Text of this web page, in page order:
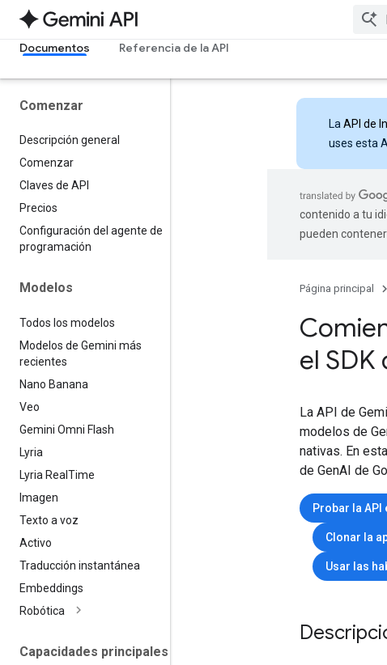
Documentos Referencia de la API
Comenzar
Descripción general
Comenzar
Claves de API
Precios
Configuración del agente de
programación
Modelos
Todos los modelos
Modelos de Gemini más
recientes
Nano Banana
Veo
Gemini Omni Flash
Lyria
Lyria Real Time
Imagen
Texto a voz
Activo
Traducción instantánea
Embeddings
Robótica
Capacidades principales
La API de
uses esta
contenido a tu
pueden contener
Página principal
el
La API de
modelos de
nativas. En
de GenAI de
Probar la API
Clonar la
Usar las